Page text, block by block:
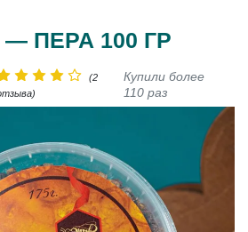
— ПЕРА 100 ГР
(2
Купили более
110 раз